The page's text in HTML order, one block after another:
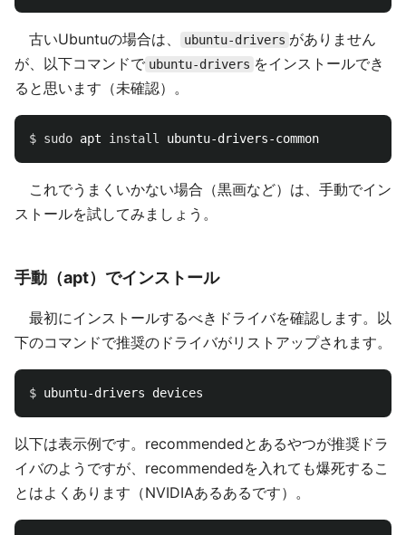
古いUbuntuの場合は、 ubuntu-drivers がありません
が、以下コマンドで ubuntu-drivers をインストールでき
ると思います（未確認）。
$ sudo apt install
これでうまくいかない場合（黒画など）は、手動でイン
ストールを試してみましょう。
手動（apt）でインストール
最初にインストールするべきドライバを確認します。以
下のコマンドで推奨のドライバがリストアップされます。
$
以下は表示例です。recommendedとあるやつが推奨ドラ
イバのようですが、recommendedを入れても爆死するこ
とはよくあります（NVIDIAあるあるです）。